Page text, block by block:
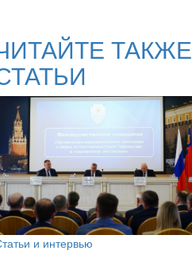
ТАКЖЕ
и интервью